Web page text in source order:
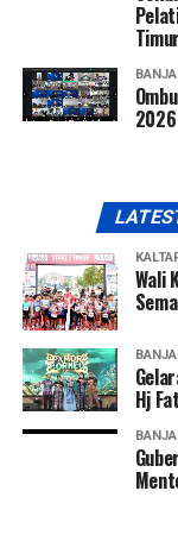
Timur
Wali
Hj